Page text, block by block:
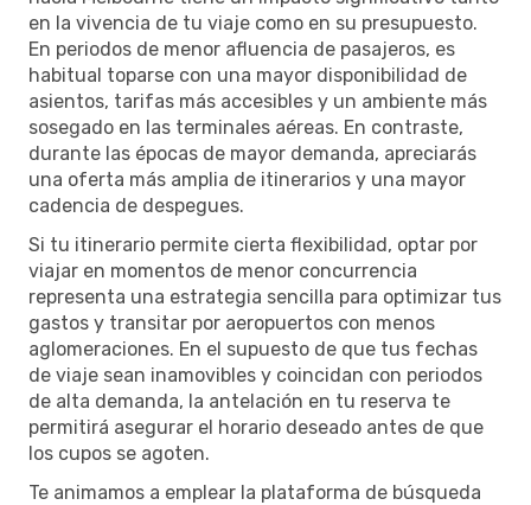
en la vivencia de tu viaje como en su presupuesto.
En periodos de menor afluencia de pasajeros, es
habitual toparse con una mayor disponibilidad de
asientos, tarifas más accesibles y un ambiente más
sosegado en las terminales aéreas. En contraste,
durante las épocas de mayor demanda, apreciarás
una oferta más amplia de itinerarios y una mayor
cadencia de despegues.
Si tu itinerario permite cierta flexibilidad, optar por
viajar en momentos de menor concurrencia
representa una estrategia sencilla para optimizar tus
gastos y transitar por aeropuertos con menos
aglomeraciones. En el supuesto de que tus fechas
de viaje sean inamovibles y coincidan con periodos
de alta demanda, la antelación en tu reserva te
permitirá asegurar el horario deseado antes de que
los cupos se agoten.
Te animamos a emplear la plataforma de búsqueda